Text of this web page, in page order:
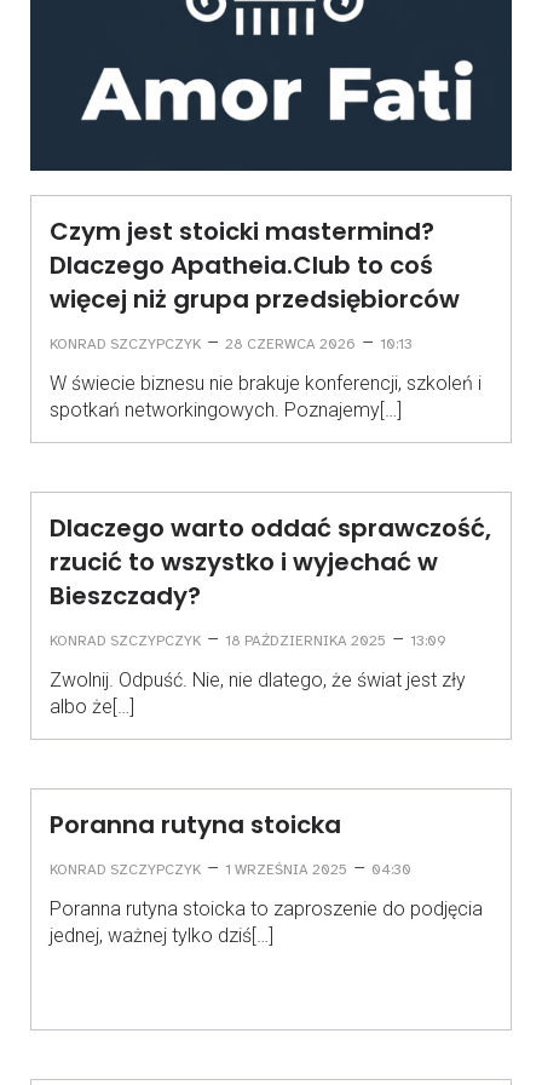
Czym jest stoicki mastermind?
Dlaczego Apatheia.Club to coś
więcej niż grupa przedsiębiorców
KONRAD SZCZYPCZYK – 28 CZERWCA 2026 – 10:13
W świecie biznesu nie brakuje konferencji, szkoleń i
spotkań networkingowych. Poznajemy[…]
Dlaczego warto oddać sprawczość,
rzucić to wszystko i wyjechać w
Bieszczady?
KONRAD SZCZYPCZYK – 18 PAŹDZIERNIKA 2025 – 13:09
Zwolnij. Odpuść. Nie, nie dlatego, że świat jest zły
albo że[…]
Poranna rutyna stoicka
KONRAD SZCZYPCZYK – 1 WRZEŚNIA 2025 – 04:30
Poranna rutyna stoicka to zaproszenie do podjęcia
jednej, ważnej tylko dziś[…]